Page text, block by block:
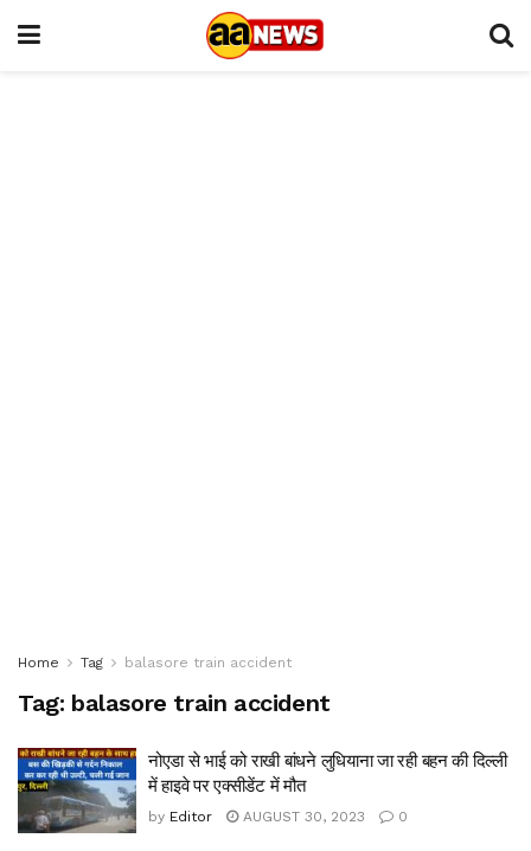
Home Tag balasore train accident
Tag: balasore train accident
नोएडा से भाई को राखी बांधने लुधियाना जा रही बहन की दिल्ली
में हाइवे पर एक्सीडेंट में मौत
by Editor AUGUST 30, 2023 0